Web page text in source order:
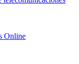
Online